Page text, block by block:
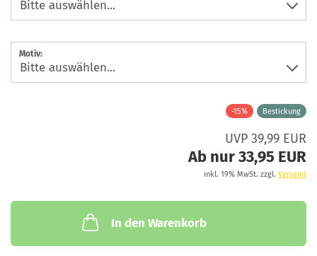
Motiv:
-15% Bestickung
UVP 39,99 EUR
Ab nur 33,95 EUR
inkl. 19% MwSt. zzgl. Versand
In den Warenkorb